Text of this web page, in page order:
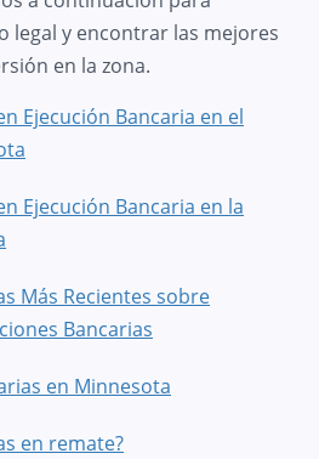
legal y encontrar las mejores
en la zona.
Ejecución Bancaria en el
Ejecución Bancaria en la
Más Recientes sobre
Bancarias
en Minnesota
en remate?